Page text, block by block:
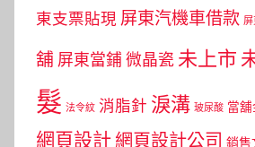
東支票貼現 屏東汽機車借款
舖 屏東當鋪 微晶瓷 未上市
髮 法令紋 消脂針 淚溝 玻尿酸 當舖
網頁設計 網頁設計公司 銷售